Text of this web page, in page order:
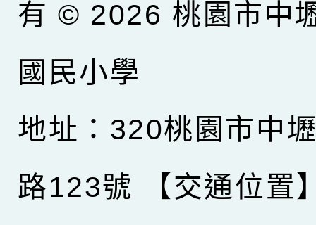
有 © 2026 桃園市中
國民小學
地址：320桃園市中
路123號
【交通位置